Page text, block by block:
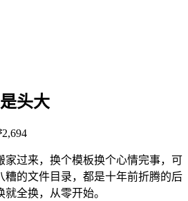
头大
2,694
家过来，换个模板换个心情完事，可
糟的文件目录，都是十年前折腾的后
全换，从零开始。